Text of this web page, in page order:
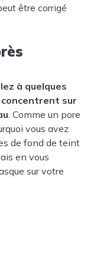
être corrigé
à quelques
sur
. Comme un pore
vous avez
de fond de teint
en vous
sur votre